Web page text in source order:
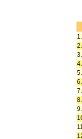
1.
2.
3.
4.
5.
6.
7.
8.
9.